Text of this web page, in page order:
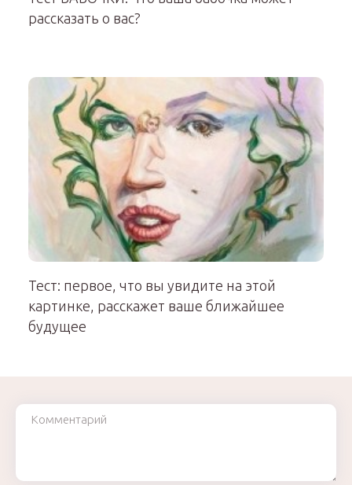
рассказать о вас?
Тест: первое, что вы увидите на этой
картинке, расскажет ваше ближайшее
будущее
Комментарий